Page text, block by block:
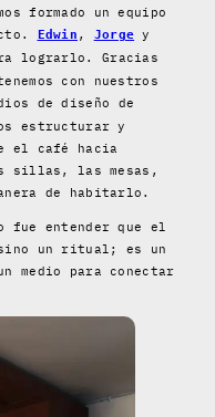
formado un equipo
Edwin , Jorge y
lograrlo. Gracias
con nuestros
de diseño de
estructurar y
el café hacia
sillas, las mesas,
de habitarlo.
fue entender que el
un ritual; es un
medio para conectar